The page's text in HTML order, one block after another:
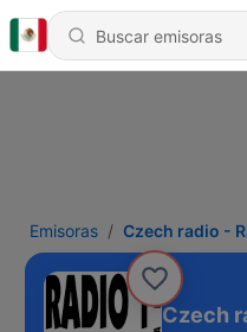
Emisoras Czech radio -
Czech